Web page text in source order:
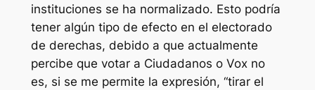
instituciones se ha normalizado. Esto podría
tener algún tipo de efecto en el electorado
de derechas, debido a que actualmente
percibe que votar a Ciudadanos o Vox no
es, si se me permite la expresión, “tirar el